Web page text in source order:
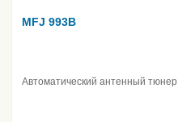
MFJ 993B
Автоматический антенный тюнер